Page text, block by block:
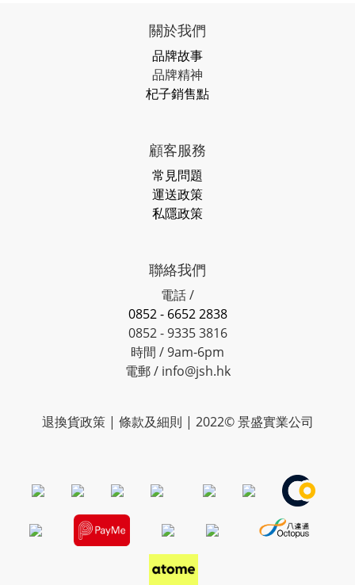
關於我們
品牌故事
品牌精神
杞子銷售點
顧客服務
常見問題
運送政策
私隱政策
聯絡我們
電話 /
0852 - 6652 2838
0852 - 9335 3816
時間 / 9am-6pm
電郵 / info@jsh.hk
退換貨政策 | 條款及細則 | 2022© 景盛實業公司